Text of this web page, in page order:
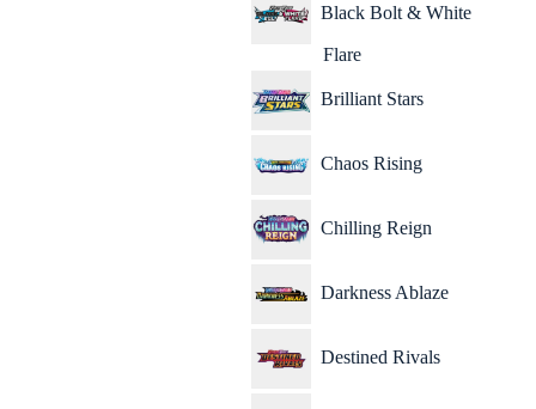
Black Bolt & White
Flare
Brilliant Stars
Chaos Rising
Chilling Reign
Darkness Ablaze
Destined Rivals